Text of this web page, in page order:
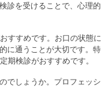
診を受けることで、心理的
すすめです。お口の状態に
に通うことが大切です。特
期検診がおすすめです。
でしょうか。プロフェッシ